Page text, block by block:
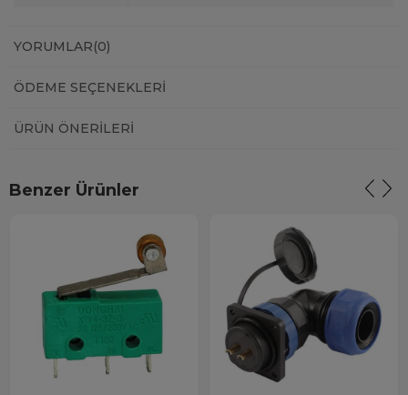
YORUMLAR(0)
ÖDEME SEÇENEKLERI
ÜRÜN ÖNERILERI
Benzer Ürünler